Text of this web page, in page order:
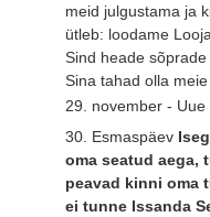
meid julgustama ja
ütleb: loodame
Sind heade
Sina tahad olla meie
29. november -
30. Esmaspäev
oma seatud aega,
peavad kinni oma
ei tunne Issanda